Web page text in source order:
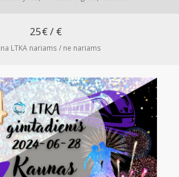
Aktualijos
PR Impact Awards
Apie RsV
PRISIJUNGTI →
slaptažodį?
Spauskite čia
tapti nariu?
Spauskite čia
25€ / €
LTKA nariams / ne nariams